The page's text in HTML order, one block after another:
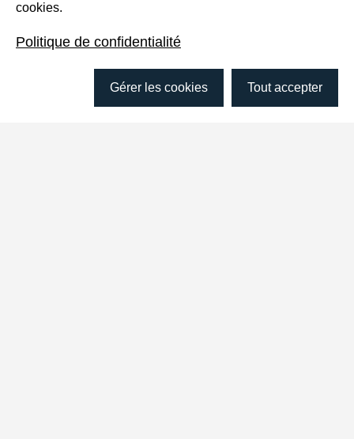
cookies.
Politique de confidentialité
Gérer les cookies Tout accepter